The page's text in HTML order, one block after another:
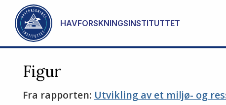
Gå til hovedinnhold
HAVFORSKNINGSINSTITUTTET
Figur
Fra rapporten: Utvikling av et miljø- og